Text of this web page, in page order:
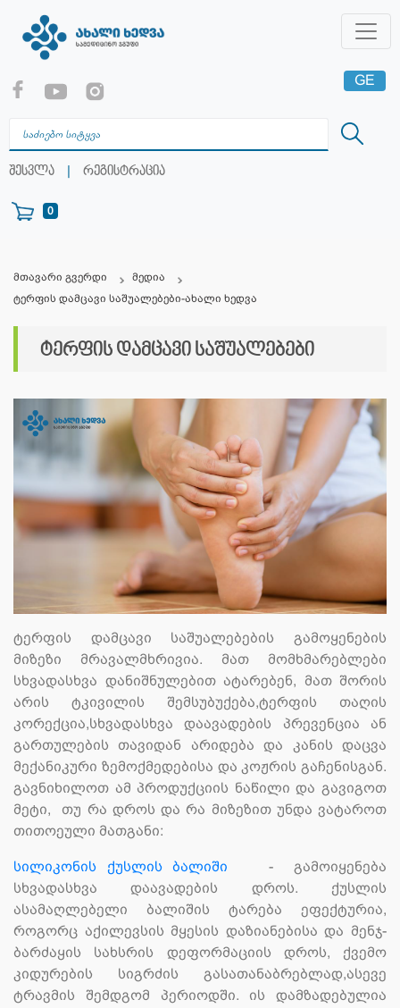
შესვლა | რეგისტრაცია
0
GE
RU
მთავარი გვერდი
მედია
ტერფის დამცავი საშუალებები-ახალი ხედვა
ტერფის დამცავი საშუალებები
ტერფის დამცავი საშუალებების გამოყენების
მიზეზი მრავალმხრივია. მათ მომხმარებლები
სხვადასხვა დანიშნულებით ატარებენ, მათ შორის
არის ტკივილის შემსუბუქება,ტერფის თაღის
კორექცია,სხვადასხვა დაავადების პრევენცია ან
გართულების თავიდან არიდება და კანის დაცვა
მექანიკური ზემოქმედებისა და კოჟრის გაჩენისგან.
გავნიხილოთ ამ პროდუქციის ნაწილი და გავიგოთ
მეტი, თუ რა დროს და რა მიზეზით უნდა ვატაროთ
თითოეული მათგანი:
სილიკონის ქუსლის ბალიში
- გამოიყენება
სხვადასხვა დაავადების დროს. ქუსლის
ასამაღლებელი ბალიშის ტარება ეფექტურია,
როგორც აქილევსის მყესის დაზიანებისა და მენჯ-
ბარძაყის სახსრის დეფორმაციის დროს, ქვემო
კიდურების სიგრძის გასათანაბრებლად,ასევე
ტრავმის შემდგომ პერიოდში. ის დამზადებულია